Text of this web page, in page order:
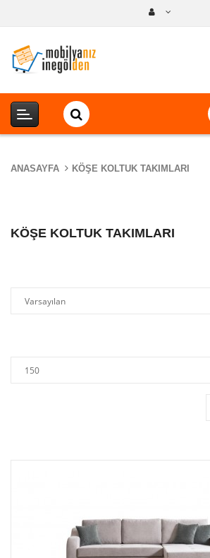
ANASAYFA KÖŞE KOLTUK TAKIMLARI
KÖŞE KOLTUK TAKIMLARI